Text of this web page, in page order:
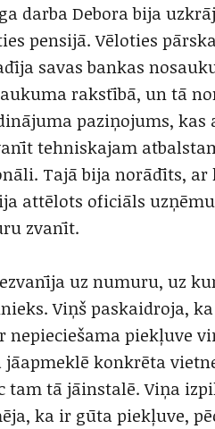
darba Debora bija
pensijā. Vēloties
savas bankas
rakstībā, un tā
paziņojums,
tehniskajam
Tajā bija norādīts,
attēlots oficiāls
zvanīt.
uz numuru, uz
Viņš paskaidroja,
piekļuve
konkrēta
tam tā jāinstalē. Viņa
ka ir gūta piekļuve,